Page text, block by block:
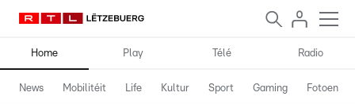
Home Play Télé Radio
News Mobilitéit Life Kultur Sport Gaming Fotoen